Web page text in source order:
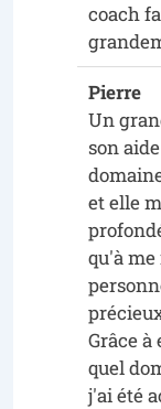
coach
Pierre
Un
son
et elle
qu'à
Grâce
quel
j'ai été